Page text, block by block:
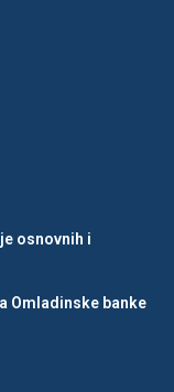
osnovnih i
Omladinske banke